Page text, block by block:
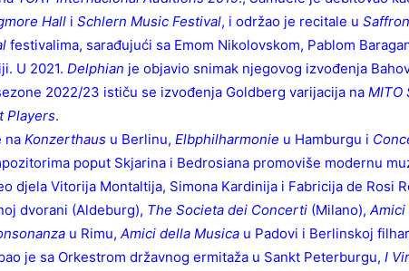
plus
Hall i Schlern Music Festival, i održao je recitale u
festivalima, sarađujući sa Emom Nikolovskom, Pablom
U 2021. Delphian je objavio snimak njegovog izvođenja
2022/23 ističu se izvođenja Goldberg varijacija na MITO
Players.
na Konzerthaus u Berlinu, Elbphilharmonie u Hamburgu i
poput Skjarina i Bedrosiana promoviše modernu
djela Vitorija Montaltija, Simona Kardinija i Fabricija de Rosi
dvorani (Aldeburg), The Societa dei Concerti (Milano), Amici
u Rimu, Amici della Musica u Padovi i Berlinskoj
je sa Orkestrom državnog ermitaža u Sankt Peterburgu, I